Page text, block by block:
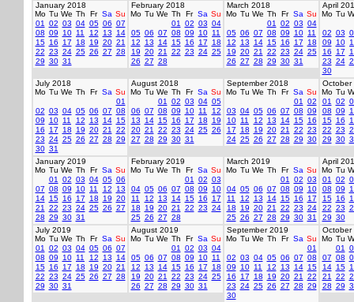
January 2018
Mo Tu We Th Fr Sa Su
01
02 03 04 05 06 07
08 09 10 11 12 13
14
15 16 17 18 19 20 21
22 23 24 25 26 27 28
29 30 31
February 2018
Mo Tu We Th Fr Sa Su
01
02 03 04
05 06 07 08 09 10 11
12
13 14 15 16 17
18
19 20 21 22 23 24 25
26 27 28
March 2018
Mo Tu We Th Fr Sa Su
01
02 03 04
05 06 07 08 09 10 11
12
13 14 15 16 17
18
19 20 21 22 23 24 25
26 27 28 29 30 31
April
Mo Tu
02 03
09
10
16
17
23 24
30
July 2018
Mo Tu We Th Fr Sa Su
01
02 03 04 05 06 07 08
09
10 11 12 13 14 15
16
17 18 19 20 21
22
23 24 25 26 27 28 29
30 31
August 2018
Mo Tu We Th Fr Sa Su
01
02 03 04 05
06 07 08 09 10 11
12
13
14 15 16 17 18
19
20 21 22 23 24 25 26
27 28 29 30 31
September 2018
Mo Tu We Th Fr Sa Su
01
02
03 04 05 06 07 08 09
10 11 12 13 14 15 16
17
18 19 20 21 22 23
24 25 26 27 28 29 30
October
Mo Tu
01
02
08 09
15 16
22 23
29 30
January 2019
Mo Tu We Th Fr Sa Su
01
02 03 04 05 06
07 08 09 10 11 12
13
14 15 16 17 18 19 20
21
22 23 24 25 26 27
28 29 30 31
February 2019
Mo Tu We Th Fr Sa Su
01
02 03
04 05 06 07 08 09
10
11
12 13 14 15 16
17
18
19 20 21 22 23 24
25 26 27 28
March 2019
Mo Tu We Th Fr Sa Su
01
02 03
04 05 06 07 08 09
10
11
12 13 14 15 16
17
18
19 20 21 22 23 24
25 26 27 28 29 30 31
April
Mo Tu
01
02
08 09
15 16
22 23
29 30
July 2019
Mo Tu We Th Fr Sa Su
01
02 03 04 05 06 07
08 09 10 11 12 13
14
15 16 17 18 19 20 21
22 23 24 25 26 27 28
29 30 31
August 2019
Mo Tu We Th Fr Sa Su
01
02 03 04
05 06 07 08 09 10 11
12
13 14 15 16 17
18
19 20 21 22 23 24 25
26 27 28 29 30 31
September 2019
Mo Tu We Th Fr Sa Su
01
02 03 04 05 06 07 08
09
10 11 12 13 14 15
16
17 18 19 20 21
22
23 24 25 26 27 28 29
30
October
Mo Tu
01
07 08
14 15
21
22
28 29